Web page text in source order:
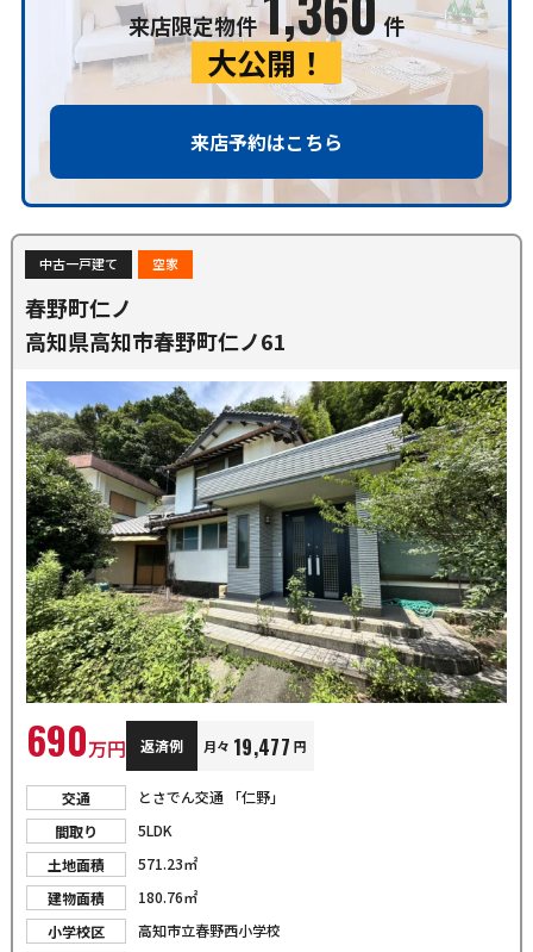
来店限定物件 件
大公開！
来店予約はこちら
中古一戸建て 空家
春野町仁ノ
高知県高知市春野町仁ノ61
690万円 返済例 月々 19,477 円
交通
とさでん交通 「仁野」
間取り
5LDK
土地面積
571.23㎡
建物面積
180.76㎡
小学校区
高知市立春野西小学校